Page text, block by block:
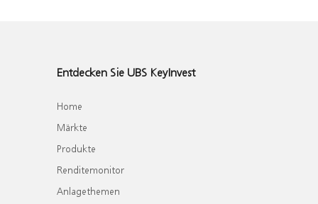
Entdecken Sie UBS KeyInvest
Home
Märkte
Produkte
Renditemonitor
Anlagethemen